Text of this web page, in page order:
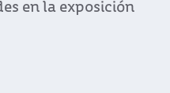
en la exposición